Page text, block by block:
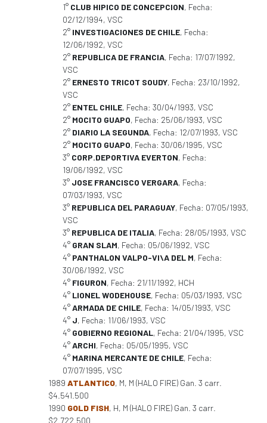
1° CLUB HIPICO DE CONCEPCION, Fecha:
02/12/1994, VSC
2° INVESTIGACIONES DE CHILE, Fecha:
12/06/1992, VSC
2° REPUBLICA DE FRANCIA, Fecha: 17/07/1992,
VSC
2° ERNESTO TRICOT SOUDY, Fecha: 23/10/1992,
VSC
2° ENTEL CHILE, Fecha: 30/04/1993, VSC
2° MOCITO GUAPO, Fecha: 25/06/1993, VSC
2° DIARIO LA SEGUNDA, Fecha: 12/07/1993, VSC
2° MOCITO GUAPO, Fecha: 30/06/1995, VSC
3° CORP.DEPORTIVA EVERTON, Fecha:
19/06/1992, VSC
3° JOSE FRANCISCO VERGARA, Fecha:
07/03/1993, VSC
3° REPUBLICA DEL PARAGUAY, Fecha: 07/05/1993,
VSC
3° REPUBLICA DE ITALIA, Fecha: 28/05/1993, VSC
4° GRAN SLAM, Fecha: 05/06/1992, VSC
4° PANTHALON VALPO-VI\A DEL M, Fecha:
30/06/1992, VSC
4° FIGURON, Fecha: 21/11/1992, HCH
4° LIONEL WODEHOUSE, Fecha: 05/03/1993, VSC
4°ARMADA DE CHILE, Fecha: 14/05/1993, VSC
4° J, Fecha: 11/06/1993, VSC
4° GOBIERNO REGIONAL, Fecha: 21/04/1995, VSC
4°ARCHI, Fecha: 05/05/1995, VSC
4° MARINA MERCANTE DE CHILE, Fecha:
07/07/1995, VSC
1989 ATLANTICO, M, M (HALO FIRE) Gan. 3 carr.
$4.541.500
1990 GOLD FISH, H, M (HALO FIRE) Gan. 3 carr.
$2.722.500